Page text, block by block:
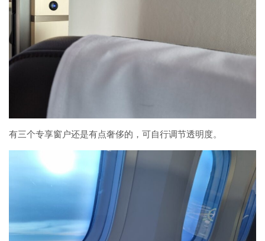
有三个专享窗户还是有点奢侈的，可自行调节透明度。